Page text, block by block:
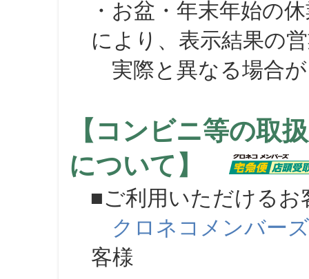
・お盆・年末年始の
により、表示結果の
実際と異なる場合が
【コンビニ等の取
について】
■ご利用いただけるお
クロネコメンバーズ
客様